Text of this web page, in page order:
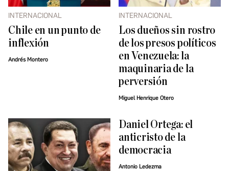
INTERNACIONAL
Chile en un punto de
inflexión
Andrés Montero
INTERNACIONAL
Los dueños sin rostro
de los presos políticos
en Venezuela: la
maquinaria de la
perversión
Miguel Henrique Otero
Daniel Ortega: el
anticristo de la
democracia
Antonio Ledezma